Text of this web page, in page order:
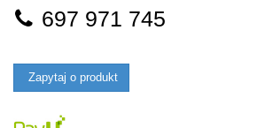
697 971 745
Zapytaj o produkt